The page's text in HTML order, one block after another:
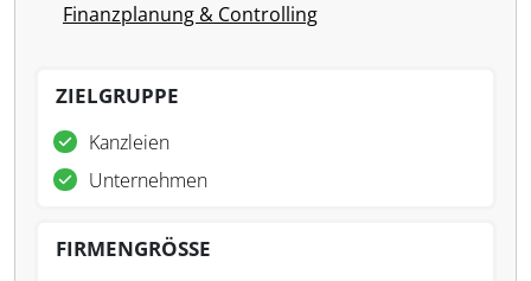
Finanzplanung & Controlling
ZIELGRUPPE
Kanzleien
Unternehmen
FIRMENGRÖSSE